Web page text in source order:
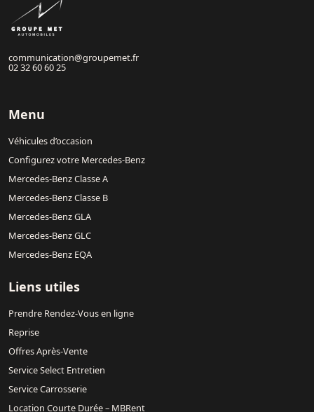
communication@groupemet.fr
02 32 60 60 25
Menu
Véhicules d’occasion
Configurez votre Mercedes-Benz
Mercedes-Benz Classe A
Mercedes-Benz Classe B
Mercedes-Benz GLA
Mercedes-Benz GLC
Mercedes-Benz EQA
Liens utiles
Prendre Rendez-Vous en ligne
Reprise
Offres Après-Vente
Service Select Entretien
Service Carrosserie
Location Courte Durée – MBRent